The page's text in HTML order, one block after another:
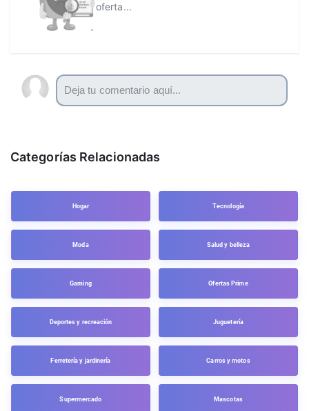
oferta...
Categorías Relacionadas
Hogar Tecnología
Moda Salud y belleza
Gaming Ofertas Prime
Deportes y recreación Juguetería
Ferretería y jardinería Carros y motos
Supermercado Mascotas